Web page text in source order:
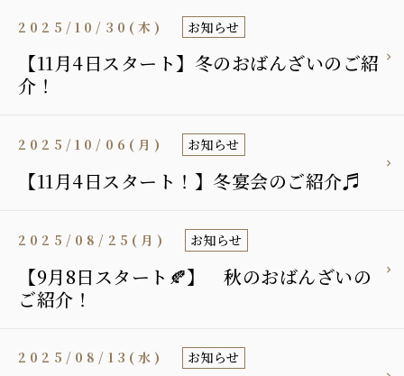
【11月4日スタート】冬のおばんざいのご紹
介！
2025/10/30(木) お知らせ
【11月4日スタート！】冬宴会のご紹介♬
2025/10/06(月) お知らせ
【9月8日スタート🍂】 秋のおばんざいの
ご紹介！
2025/08/25(月) お知らせ
2025/08/13(水) お知らせ